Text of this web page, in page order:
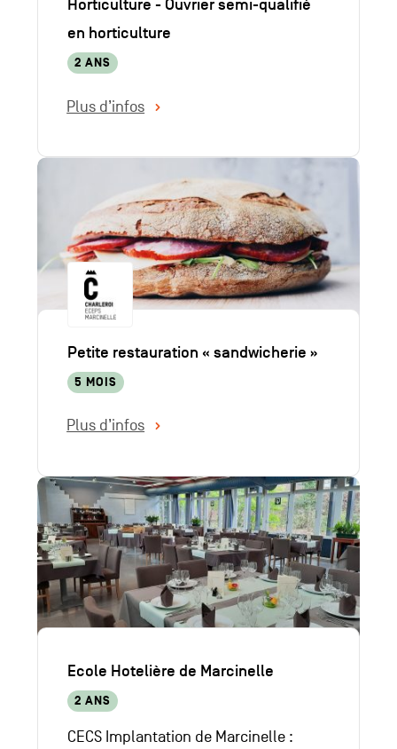
Horticulture - Ouvrier semi-qualifié
en horticulture
2 ANS
Plus d’infos
Petite restauration « sandwicherie »
5 MOIS
Plus d’infos
Ecole Hotelière de Marcinelle
2 ANS
CECS Implantation de Marcinelle :